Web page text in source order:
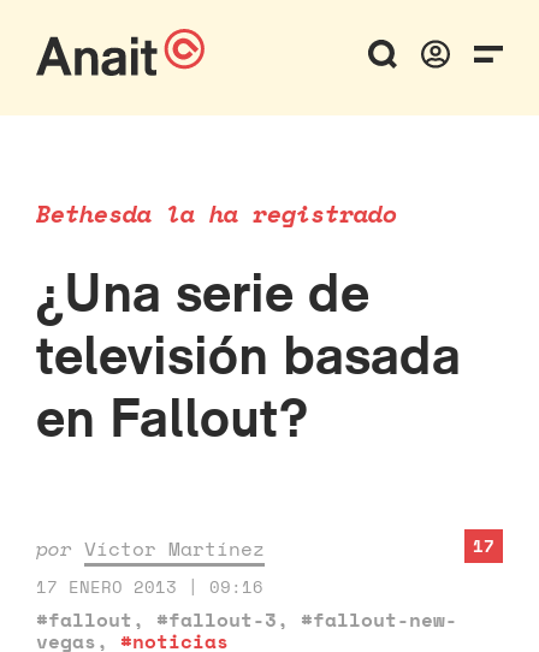
Bethesda la ha registrado
¿Una serie de
televisión basada
en Fallout?
por Víctor Martínez
17 ENERO 2013 | 09:16
#fallout, #fallout-3, #fallout-new-
vegas, #noticias
17